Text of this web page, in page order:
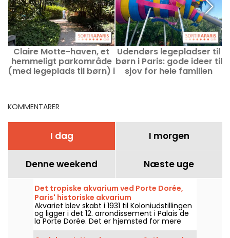
Claire Motte-haven, et
hemmeligt parkområde
(med legeplads til børn) i
Udendørs legepladser til
børn i Paris: gode ideer til
sjov for hele familien
KOMMENTARER
I dag I morgen
Denne weekend Næste uge
Det tropiske akvarium ved Porte Dorée,
Paris' historiske akvarium
Akvariet blev skabt i 1931 til Koloniudstillingen
og ligger i det 12. arrondissement i Palais de
la Porte Dorée. Det er hjemsted for mere
end 750 arter af småfisk, og det bedste af